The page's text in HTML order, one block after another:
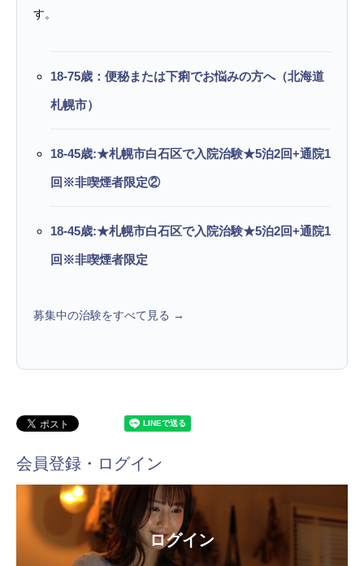
す。
18-75歳：便秘または下痢でお悩みの方へ（北海道
札幌市）
18-45歳:★札幌市白石区で入院治験★5泊2回+通院1
回※非喫煙者限定②
18-45歳:★札幌市白石区で入院治験★5泊2回+通院1
回※非喫煙者限定
募集中の治験をすべて見る →
会員登録・ログイン
ログイン